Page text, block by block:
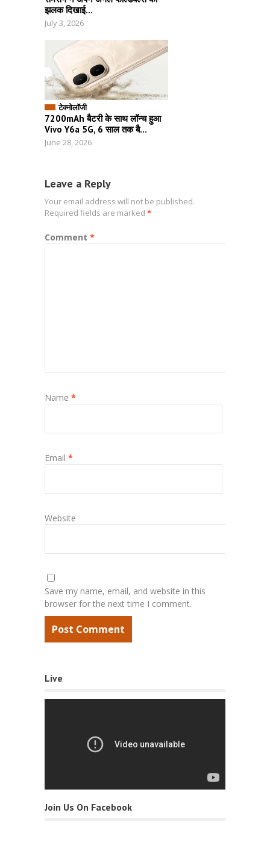
झलक दिखाई...
July 3, 2026
टेक्नोलॉजी
7200mAh बैटरी के साथ लॉन्च हुआ
Vivo Y6a 5G, 6 साल तक बै...
June 28, 2026
Leave a Reply
Your email address will not be published.
Required fields are marked *
Comment *
Name *
Email *
Website
Save my name, email, and website in this
browser for the next time I comment.
Live
Join Us On Facebook